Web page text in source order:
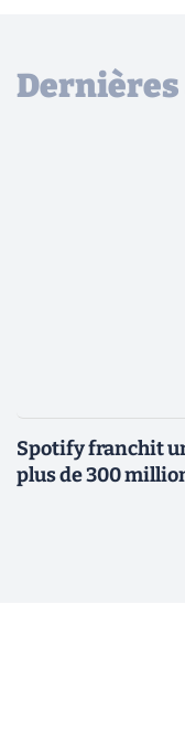
Spotify franchit
plus de 300